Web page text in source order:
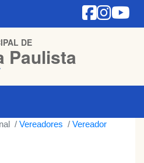
DE
Paulista
Vereadores
Vereador